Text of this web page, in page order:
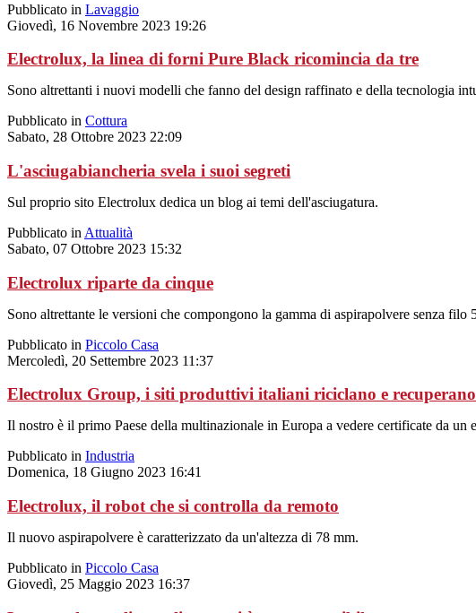
Pubblicato in Lavaggio
Giovedì, 16 Novembre 2023 19:26
Electrolux, la linea di forni Pure Black ricomincia da tre
Sono altrettanti i nuovi modelli che fanno del design raffinato e della tecnologia
Pubblicato in Cottura
Sabato, 28 Ottobre 2023 22:09
L'asciugabiancheria svela i suoi segreti
Sul proprio sito Electrolux dedica un blog ai temi dell'asciugatura.
Pubblicato in Attualità
Sabato, 07 Ottobre 2023 15:32
Electrolux riparte da cinque
Sono altrettante le versioni che compongono la gamma di aspirapolvere senza filo
Pubblicato in Piccolo Casa
Mercoledì, 20 Settembre 2023 11:37
Electrolux Group, i siti produttivi italiani riciclano e
Il nostro è il primo Paese della multinazionale in Europa a vedere certificate da
Pubblicato in Industria
Domenica, 18 Giugno 2023 16:41
Electrolux, il robot che si controlla da remoto
Il nuovo aspirapolvere è caratterizzato da un'altezza di 78 mm.
Pubblicato in Piccolo Casa
Giovedì, 25 Maggio 2023 16:37